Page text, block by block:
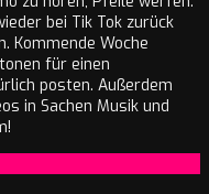
bei Tik Tok zurück
Kommende Woche
für einen
posten. Außerdem
in Sachen Musik und